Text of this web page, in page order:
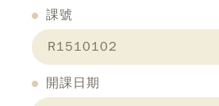
課號
R1510102
開課日期